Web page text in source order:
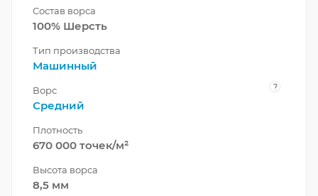
Состав ворса
100% Шерсть
Тип производства
Машинный
Ворс ?
Средний
Плотность
670 000 точек/м²
Высота ворса
8,5 мм